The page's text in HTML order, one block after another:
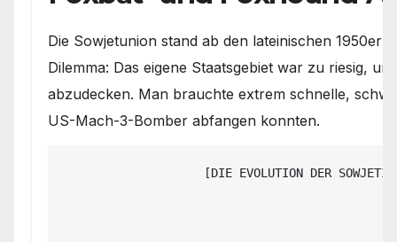
Die Sowjetunion stand ab den lateinischen 1950er
Dilemma: Das eigene Staatsgebiet war zu riesig,
abzudecken. Man brauchte extrem schnelle,
US-Mach-3-Bomber abfangen konnten.